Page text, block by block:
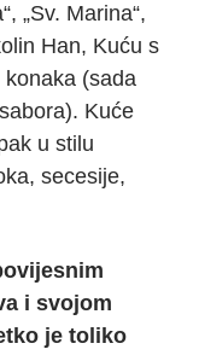
„Sv. Marina“,
Han, Kuću s
(sada
Kuće
u stilu
secesije,
i svojom
je toliko